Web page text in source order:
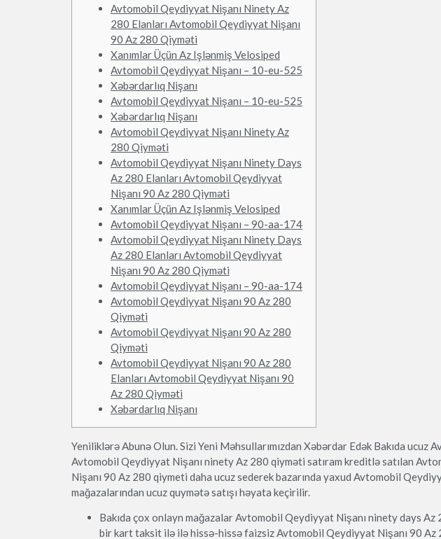
Avtomobil Qeydiyyat Nişanı Ninety Az
280 Elanları Avtomobil Qeydiyyat Nişanı
90 Az 280 Qiyməti
Xanımlar Üçün Az Işlənmiş Velosiped
Avtomobil Qeydiyyat Nişanı – 10-eu-525
Xəbərdarlıq Nişanı
Avtomobil Qeydiyyat Nişanı – 10-eu-525
Xəbərdarlıq Nişanı
Avtomobil Qeydiyyat Nişanı Ninety Az
280 Qiyməti
Avtomobil Qeydiyyat Nişanı Ninety Days
Az 280 Elanları Avtomobil Qeydiyyat
Nişanı 90 Az 280 Qiyməti
Xanımlar Üçün Az Işlənmiş Velosiped
Avtomobil Qeydiyyat Nişanı – 90-aa-174
Avtomobil Qeydiyyat Nişanı Ninety Days
Az 280 Elanları Avtomobil Qeydiyyat
Nişanı 90 Az 280 Qiyməti
Avtomobil Qeydiyyat Nişanı – 90-aa-174
Avtomobil Qeydiyyat Nişanı 90 Az 280
Qiyməti
Avtomobil Qeydiyyat Nişanı 90 Az 280
Qiyməti
Avtomobil Qeydiyyat Nişanı 90 Az 280
Elanları Avtomobil Qeydiyyat Nişanı 90
Az 280 Qiyməti
Xəbərdarlıq Nişanı
Yeniliklərə Abunə Olun. Sizi Yeni Məhsullarımızdan Xəbərdar Edək Bakıda
Avtomobil Qeydiyyat Nişanı ninety Az 280 qiyməti satıram kreditlə satılan
Nişanı 90 Az 280 qiymeti daha ucuz sederek bazarında yaxud Avtomobil
mağazalarından ucuz quymətə satışı həyata keçirilir.
Bakıda çox onlayn mağazalar Avtomobil Qeydiyyat Nişanı ninety days
bir kart taksit ilə ilə hissə-hissə faizsiz Avtomobil Qeydiyyat Nişanı 90 Az